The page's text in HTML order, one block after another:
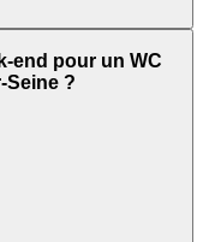
end pour un WC
Seine ?